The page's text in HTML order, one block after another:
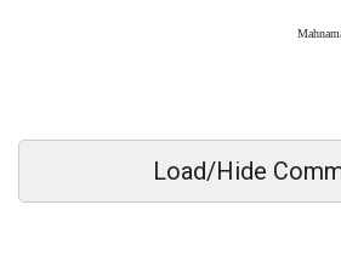
Load/Hide